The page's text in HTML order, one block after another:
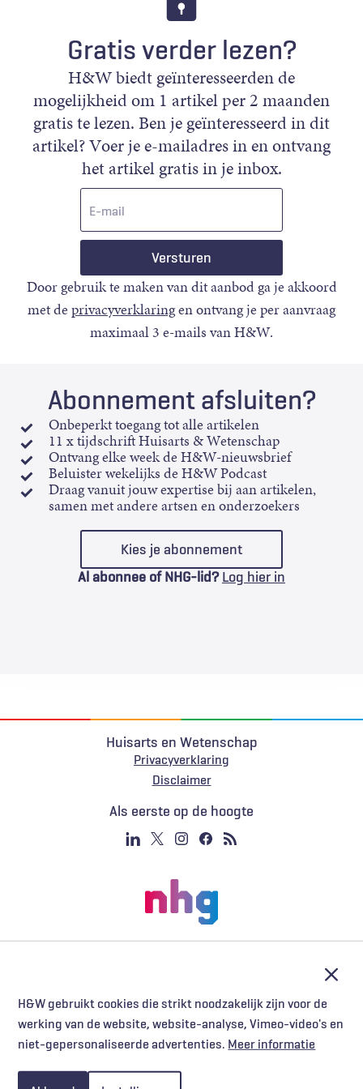
H&W gebruikt cookies die strikt noodzakelijk zijn voor de
werking van de website, website-analyse, Vimeo-video's en
niet-gepersonaliseerde advertenties. Meer informatie
Gratis verder lezen?
H&W biedt geïnteresseerden de
mogelijkheid om 1 artikel per 2 maanden
gratis te lezen. Ben je geïnteresseerd in dit
artikel? Voer je e-mailadres in en ontvang
het artikel gratis in je inbox.
Door gebruik te maken van dit aanbod ga je akkoord
met deprivacyverklaringen ontvang je per aanvraag
maximaal 3 e-mails van H&W.
Abonnement afsluiten?
Onbeperkt toegang tot alle artikelen
11 x tijdschrift Huisarts & Wetenschap
Ontvang elke week de H&W-nieuwsbrief
Beluister wekelijks de H&W Podcast
Draag vanuit jouw expertise bij aan artikelen,
samen met andere artsen en onderzoekers
Kies je abonnement
Al abonnee of NHG-lid? Log hier in
Huisarts en Wetenschap
Privacyverklaring
Voet
Disclaimer
Als eerste op de hoogte